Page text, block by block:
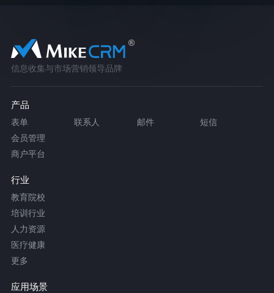
信息收集与市场营销领导品牌
产品
表单 联系人 邮件
短信
会员管理
商户平台
行业
教育院校
培训行业
人力资源
医疗健康
更多
应用场景